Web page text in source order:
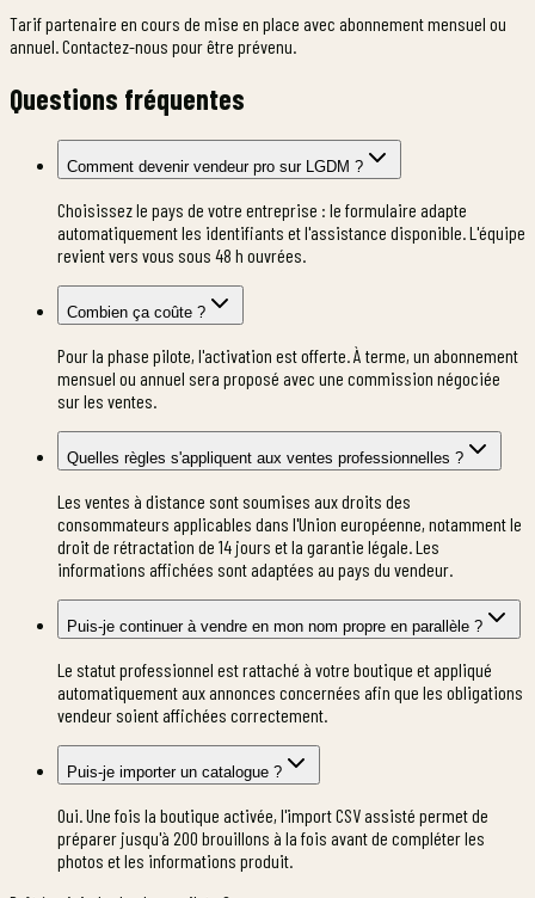
Tarif partenaire en cours de mise en place avec abonnement mensuel ou
annuel. Contactez-nous pour être prévenu.
Questions fréquentes
Comment devenir vendeur pro sur LGDM ?
Choisissez le pays de votre entreprise : le formulaire adapte
automatiquement les identifiants et l'assistance disponible. L'équipe
revient vers vous sous 48 h ouvrées.
Combien ça coûte ?
Pour la phase pilote, l'activation est offerte. À terme, un abonnement
mensuel ou annuel sera proposé avec une commission négociée
sur les ventes.
Quelles règles s'appliquent aux ventes professionnelles ?
Les ventes à distance sont soumises aux droits des
consommateurs applicables dans l'Union européenne, notamment le
droit de rétractation de 14 jours et la garantie légale. Les
informations affichées sont adaptées au pays du vendeur.
Puis-je continuer à vendre en mon nom propre en parallèle ?
Le statut professionnel est rattaché à votre boutique et appliqué
automatiquement aux annonces concernées afin que les obligations
vendeur soient affichées correctement.
Puis-je importer un catalogue ?
Oui. Une fois la boutique activée, l'import CSV assisté permet de
préparer jusqu'à 200 brouillons à la fois avant de compléter les
photos et les informations produit.